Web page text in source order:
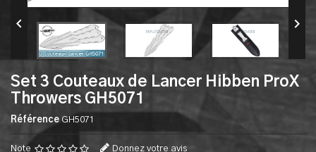
 
Set 3 Couteaux de Lancer Hibben ProX
Throwers GH5071
Référence GH5071
Note Donnez votre avis